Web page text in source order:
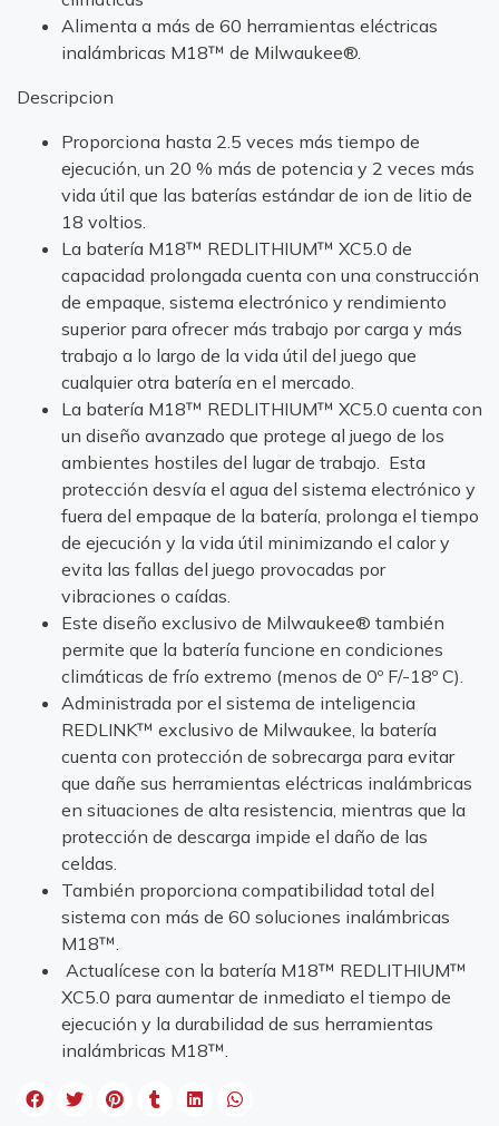
Alimenta a más de 60 herramientas eléctricas
inalámbricas M18™ de Milwaukee®.
Descripcion
Proporciona hasta 2.5 veces más tiempo de
ejecución, un 20 % más de potencia y 2 veces más
vida útil que las baterías estándar de ion de litio de
18 voltios.
La batería M18™ REDLITHIUM™ XC5.0 de
capacidad prolongada cuenta con una construcción
de empaque, sistema electrónico y rendimiento
superior para ofrecer más trabajo por carga y más
trabajo a lo largo de la vida útil del juego que
cualquier otra batería en el mercado.
La batería M18™ REDLITHIUM™ XC5.0 cuenta con
un diseño avanzado que protege al juego de los
ambientes hostiles del lugar de trabajo. Esta
protección desvía el agua del sistema electrónico y
fuera del empaque de la batería, prolonga el tiempo
de ejecución y la vida útil minimizando el calor y
evita las fallas del juego provocadas por
vibraciones o caídas.
Este diseño exclusivo de Milwaukee® también
permite que la batería funcione en condiciones
climáticas de frío extremo (menos de 0º F/-18º C).
Administrada por el sistema de inteligencia
REDLINK™ exclusivo de Milwaukee, la batería
cuenta con protección de sobrecarga para evitar
que dañe sus herramientas eléctricas inalámbricas
en situaciones de alta resistencia, mientras que la
protección de descarga impide el daño de las
celdas.
También proporciona compatibilidad total del
sistema con más de 60 soluciones inalámbricas
M18™.
Actualícese con la batería M18™ REDLITHIUM™
XC5.0 para aumentar de inmediato el tiempo de
ejecución y la durabilidad de sus herramientas
inalámbricas M18™.